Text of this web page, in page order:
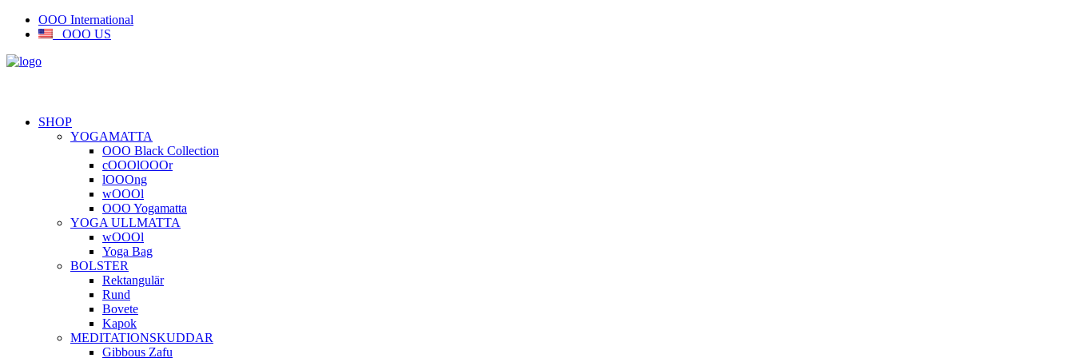
OOO International
OOO US
SHOP
YOGAMATTA
OOO Black Collection
cOOOlOOOr
lOOOng
wOOOl
OOO Yogamatta
YOGA ULLMATTA
wOOOl
Yoga Bag
BOLSTER
Rektangulär
Rund
Bovete
Kapok
MEDITATIONSKUDDAR
Gibbous Zafu